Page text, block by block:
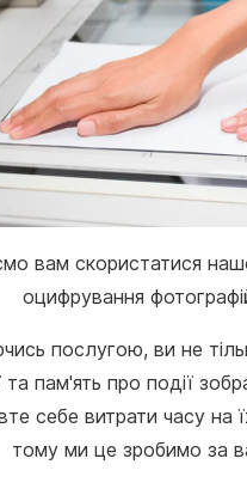
вам скористатися
оцифрування
послугою, ви не
та пам'ять про події
себе витрати часу на
тому ми це зробимо за